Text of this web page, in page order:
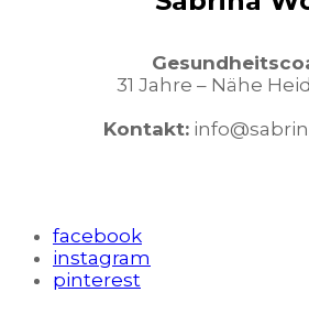
31 Jahre – Nähe
Kontakt:
facebook
instagram
pinterest